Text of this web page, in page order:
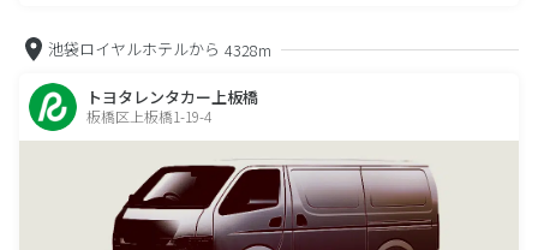
池袋ロイヤルホテルから 4328m
トヨタレンタカー上板橋
板橋区上板橋1-19-4